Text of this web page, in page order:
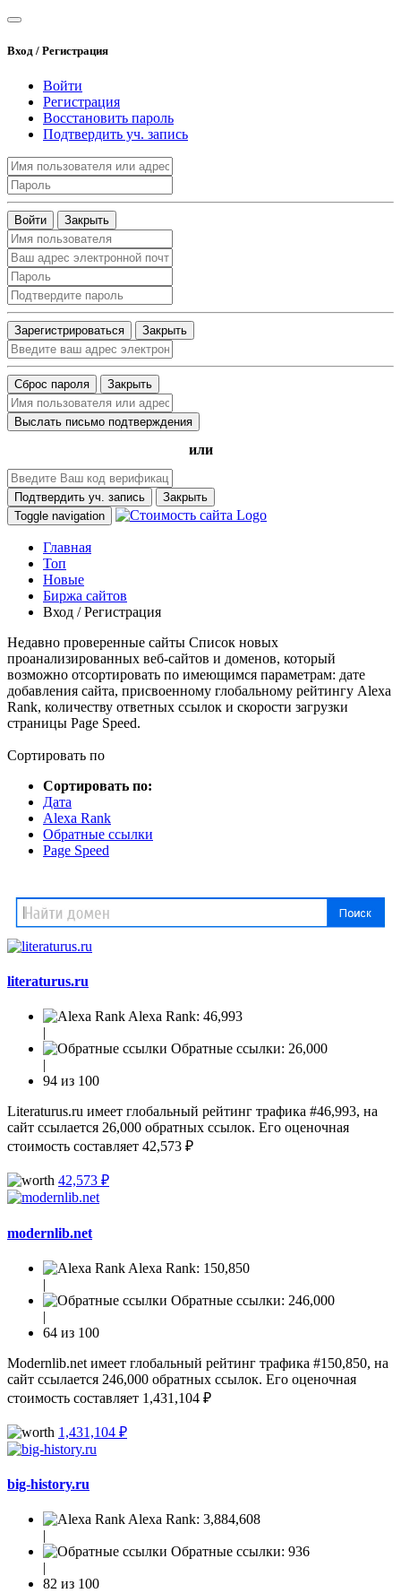
Вход / Регистрация
Войти
Регистрация
Восстановить пароль
Подтвердить уч. запись
Войти Закрыть
Зарегистрироваться Закрыть
Сброс пароля Закрыть
Выслать письмо подтверждения
или
Подтвердить уч. запись
Закрыть
Toggle navigation
Главная
Топ
Новые
Биржа сайтов
Вход / Регистрация
Недавно проверенные сайты Список новых
проанализированных веб-сайтов и доменов, который
возможно отсортировать по имеющимся параметрам: дате
добавления сайта, присвоенному глобальному рейтингу Alexa
Rank, количеству ответных ссылок и скорости загрузки
страницы Page Speed.
Сортировать по
Сортировать по:
Дата
Alexa Rank
Обратные ссылки
Page Speed
literaturus.ru
Alexa Rank: 46,993
|
Обратные ссылки: 26,000
|
94 из 100
Literaturus.ru имеет глобальный рейтинг трафика #46,993, на
сайт ссылается 26,000 обратных ссылок. Его оценочная
стоимость составляет 42,573 ₽
42,573 ₽
modernlib.net
Alexa Rank: 150,850
|
Обратные ссылки: 246,000
|
64 из 100
Modernlib.net имеет глобальный рейтинг трафика #150,850, на
сайт ссылается 246,000 обратных ссылок. Его оценочная
стоимость составляет 1,431,104 ₽
1,431,104 ₽
big-history.ru
Alexa Rank: 3,884,608
|
Обратные ссылки: 936
|
82 из 100